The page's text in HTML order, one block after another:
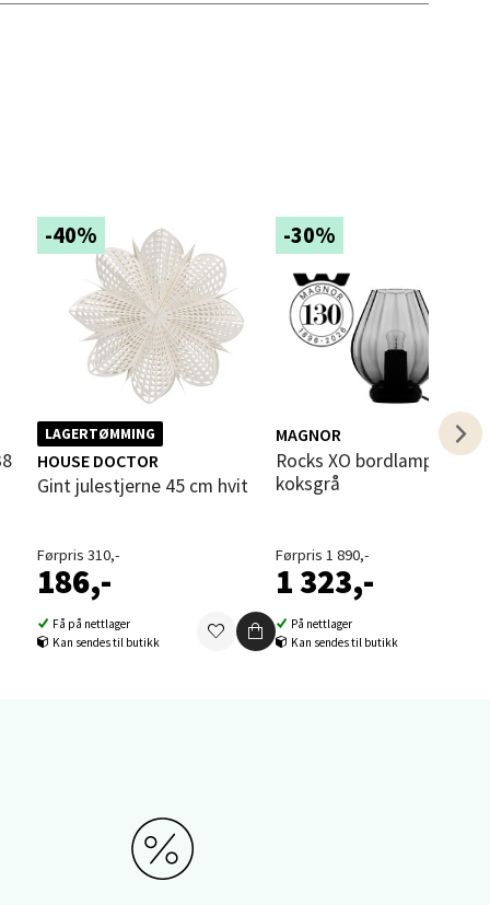
-40%
LAGERTØMMING
HOUSE DOCTOR
Gint julestjerne 45 cm hvit
Førpris 310,-
186,-
Få på nettlager
Kan sendes til butikk
-30%
MAGNOR
Rocks XO bordlampe 13,5 cm
koksgrå
Førpris 1 890,-
1 323,-
På nettlager
Kan sendes til butikk